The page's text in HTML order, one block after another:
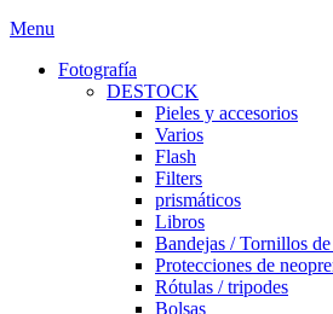
Menu
Fotografía
DESTOCK
Pieles y accesorios
Varios
Flash
Filters
prismáticos
Libros
Bandejas / Tornillos
Protecciones de
Rótulas / tripodes
Bolsas